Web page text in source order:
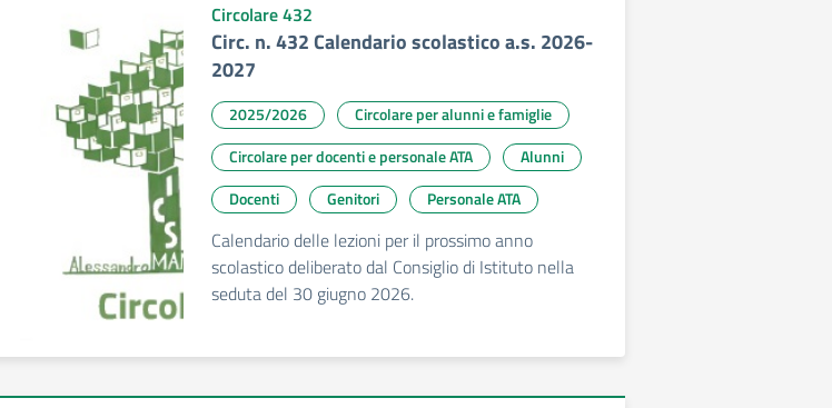
Circolare 432
Circ. n. 432 Calendario scolastico a.s. 2026-
2027
2025/2026
Circolare per alunni e famiglie
Circolare per docenti e personale ATA
Alunni
Docenti
Genitori Personale ATA
Calendario delle lezioni per il prossimo anno
scolastico deliberato dal Consiglio di Istituto nella
seduta del 30 giugno 2026.